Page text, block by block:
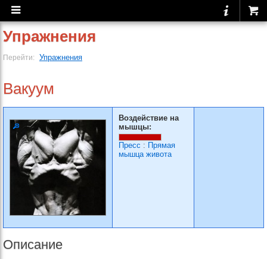
Упражнения
Перейти: Упражнения
Вакуум
Воздействие на
мышцы:
Пресс : Прямая
мышца живота
Описание